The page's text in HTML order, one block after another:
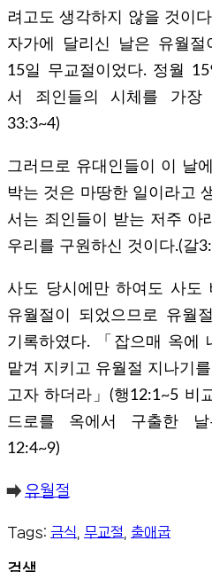
려고도 생각하지 않을 것이
자가에 달리신 날은 유월
15일 무교절이었다. 정월
서 죄인들의 시체를 가장
33:3~4)
그러므로 유대인들이 이 날
박는 것은 마땅한 일이라고
서는 죄인들이 받는 저주 아
우리를 구원하신 것이다.(갈
사도 당시에만 하여도 사도
유월절이 되었으므로 유월
기록하였다. 「잡으매 옥에
맡겨 지키고 유월절 지나기
고자 하더라」(행12:1~5 비
드로를 옥에서 구출한 날
12:4~9)
➡️ 유월절
Tags: 금식 무교절 출애굽